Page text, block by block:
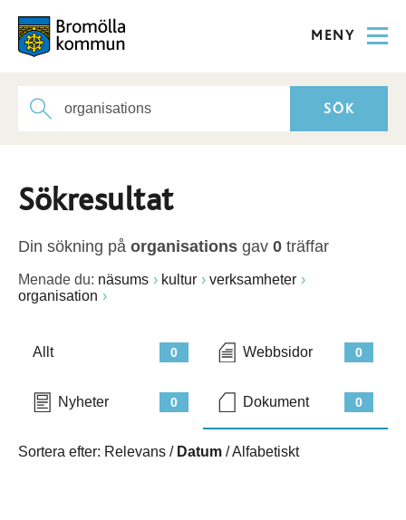
MENY
Sökresultat
Din sökning på organisations gav 0 träffar
Menade du: näsums kultur
verksamheter
organisation
0
Allt 0
Webbsidor
0
Nyheter 0
Dokument
Sortera efter: Relevans / Datum /Alfabetiskt